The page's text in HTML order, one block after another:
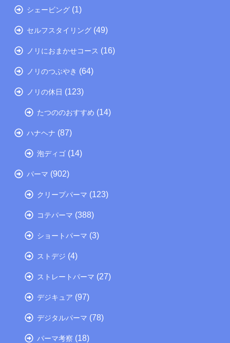
シェービング (1)
セルフスタイリング (49)
ノリにおまかせコース (16)
ノリのつぶやき (64)
ノリの休日 (123)
たつののおすすめ (14)
ハナヘナ (87)
泡ディゴ (14)
パーマ (902)
クリープパーマ (123)
コテパーマ (388)
ショートパーマ (3)
ストデジ (4)
ストレートパーマ (27)
デジキュア (97)
デジタルパーマ (78)
パーマ考察 (18)